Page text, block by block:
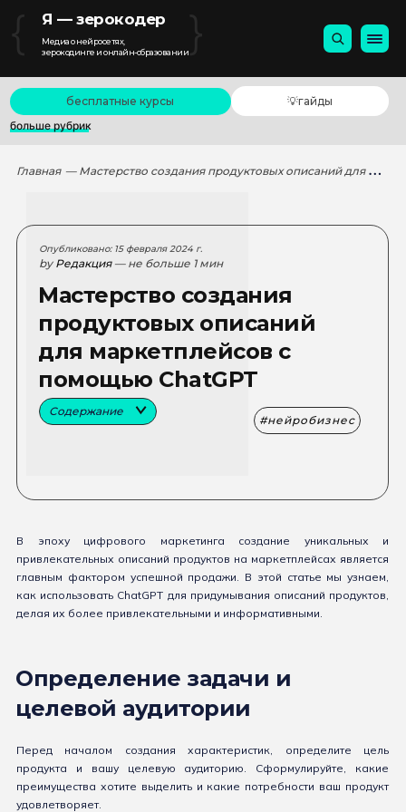
{ Я — зерокодер
Медиа о нейросетях,
зерокодинге и онлайн-образовании}
бесплатные курсы
💡гайды
больше рубрик
Главная — Мастерство создания продуктовых описаний для маркетплейсов с помощью ChatGPT
Опубликовано: 15 февраля 2024 г.
by Редакция — не больше 1 мин
Мастерство создания
продуктовых описаний
для маркетплейсов с
помощью ChatGPT
Содержание
нейробизнес
В эпоху цифрового маркетинга создание уникальных и
привлекательных описаний продуктов на маркетплейсах является
главным фактором успешной продажи. В этой статье мы узнаем,
как использовать ChatGPT для придумывания описаний продуктов,
делая их более привлекательными и информативными.
Определение задачи и
целевой аудитории
Перед началом создания характеристик, определите цель
продукта и вашу целевую аудиторию. Сформулируйте, какие
преимущества хотите выделить и какие потребности ваш продукт
удовлетворяет.